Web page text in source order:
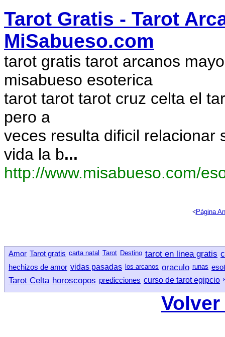
Tarot Gratis - Tarot
MiSabueso.com
tarot gratis tarot arcanos
misabueso esoterica
tarot tarot tarot cruz celta el
pero a
veces resulta dificil relacionar
vida la b...
http://www.misabueso.com/
<Página
Amor Tarot gratis carta natal Tarot Destino tarot en linea gratis
hechizos de amor vidas pasadas los arcanos oraculo runas
Tarot Celta horoscopos predicciones curso de tarot egipcio